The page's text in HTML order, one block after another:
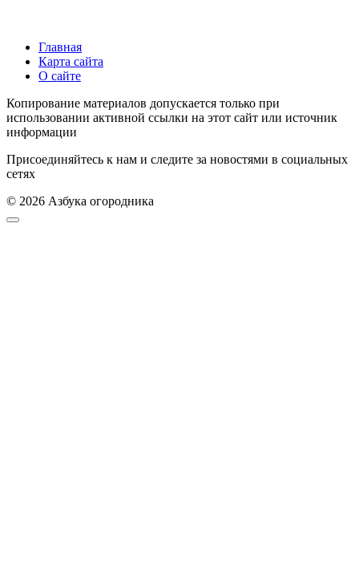
Главная
Карта сайта
О сайте
Копирование материалов допускается только при
использовании активной ссылки на этот сайт или источник
информации
Присоединяйтесь к нам и следите за новостями в социальных
сетях
© 2026 Азбука огородника